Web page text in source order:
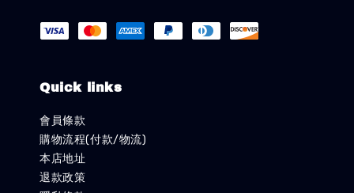
Quick links
會員條款
購物流程(付款/物流)
本店地址
退款政策